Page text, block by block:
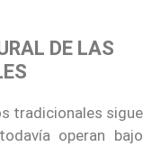
DE LAS
tradicionales sigue
operan bajo